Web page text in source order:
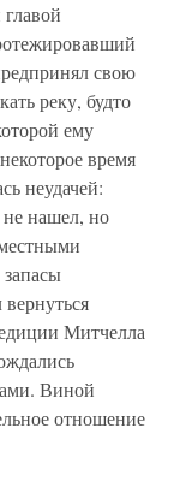
свою
реку, будто
ему
время
неудачей:
не нашел, но
Митчелла
Виной
отношение